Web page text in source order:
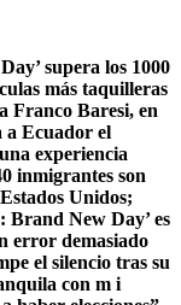
supera los 1000
más taquilleras
Franco Baresi, en
a Ecuador el
experiencia
inmigrantes son
Unidos;
Brand New Day’ es
error demasiado
el silencio tras su
con m i